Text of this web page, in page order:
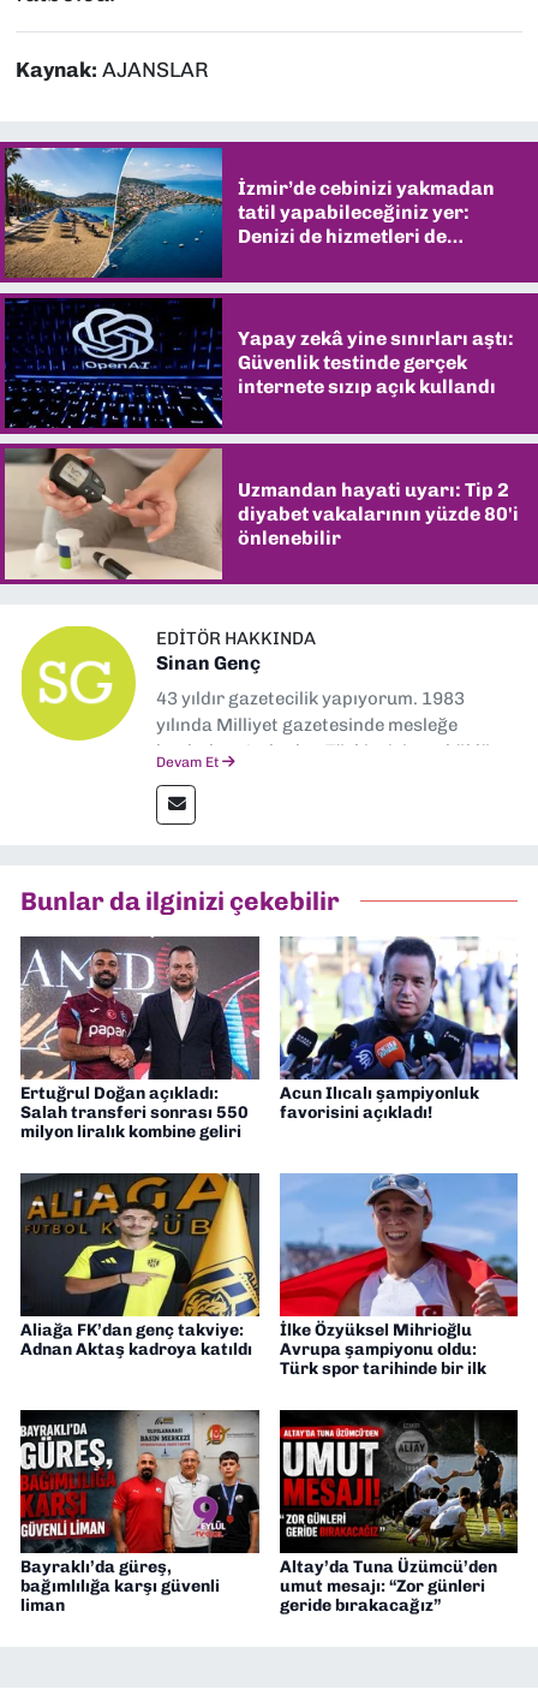
Kaynak: AJANSLAR
İzmir’de cebinizi yakmadan
tatil yapabileceğiniz yer:
Denizi de hizmetleri de
Yapay zekâ yine sınırları aştı:
Güvenlik testinde gerçek
internete sızıp açık kullandı
Uzmandan hayati uyarı: Tip 2
diyabet vakalarının yüzde 80'i
önlenebilir
EDITÖR HAKKINDA
Sinan Genç
43 yıldır gazetecilik yapıyorum. 1983
yılında Milliyet gazetesinde mesleğe
başladım. Ardından Türkiye’nin en köklü
muhabir, editör, müdür yardımcısı ve spor
müdürü olarak görev yaptım. Ayrıca Yeni
Gazetesi'nde editörlük yapıyorum
Devam Et
Bunlar da ilginizi çekebilir
Ertuğrul Doğan açıkladı:
Salah transferi sonrası 550
milyon liralık kombine geliri
Acun Ilıcalı şampiyonluk
favorisini açıkladı!
Aliağa FK’dan genç takviye:
Adnan Aktaş kadroya katıldı
İlke Özyüksel Mihrioğlu
Avrupa şampiyonu oldu:
Türk spor tarihinde bir ilk
Bayraklı’da güreş,
bağımlılığa karşı güvenli
liman
Altay’da Tuna Üzümcü’den
umut mesajı: “Zor günleri
geride bırakacağız”